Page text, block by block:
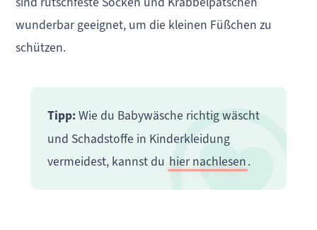
wunderbar geeignet, um die kleinen Füßchen zu
schützen.
Tipp: Wie du Babywäsche richtig wäscht
und Schadstoffe in Kinderkleidung
vermeidest, kannst du hier nachlesen.